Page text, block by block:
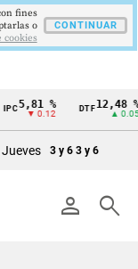
5,81 %
▼ 0.12
DTF12,48 %
▲ 0.05
Jueves 3 y 6 3 y 6
person search
fines
o
cookies
CONTINUAR